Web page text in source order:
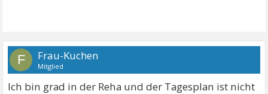
F Frau-Kuchen
Mitglied
Ich bin grad in der Reha und der Tagesplan ist nicht